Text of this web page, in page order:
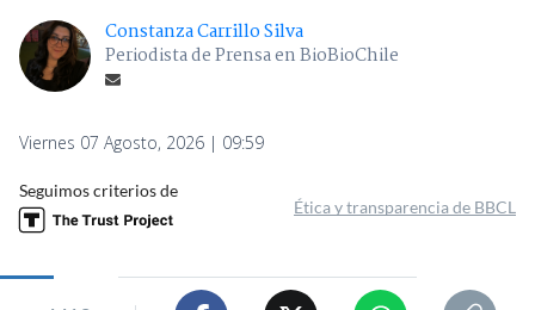
Constanza Carrillo Silva
Periodista de Prensa en BioBioChile
Viernes 07 Agosto, 2026 | 09:59
Seguimos criterios de
Ética y transparencia de BBCL